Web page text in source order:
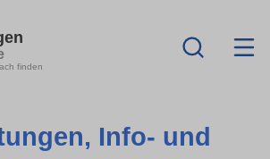
finden
Info- und